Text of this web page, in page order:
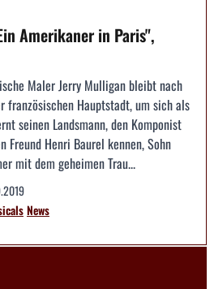
Amerikaner in Paris",
Maler Jerry Mulligan bleibt nach
Hauptstadt, um sich als
seinen Landsmann, den Komponist
Freund Henri Baurel kennen, Sohn
mit dem geheimen Trau...
News